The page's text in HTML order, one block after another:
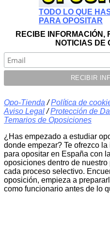
TODO LO QUE
PARA OPOSITAR
RECIBE INFORMACIÓN,
NOTICIAS DE
Opo-Tienda /Política de
Aviso Legal/Protección de
Temarios de Oposiciones
¿Has empezado a estudiar
donde empezar? Te ofrezco
para opositar en España con
oposiciones dentro de
cada proceso selectivo.
oposición, empieza a
como funcionario antes de lo